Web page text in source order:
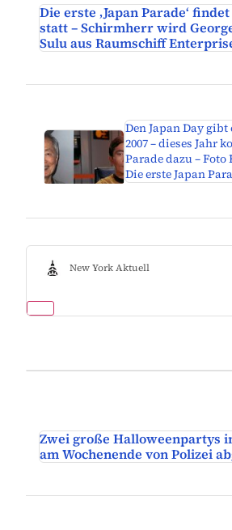
Die erste ‚Japan Parade‘
statt – Schirmherr wird
Sulu aus Raumschiff
Den Japan Day gibt
2007 – dieses Jahr
Parade dazu –
Die erste Japan
New York Aktuell
Zwei große Halloweenpartys
am Wochenende von Polizei